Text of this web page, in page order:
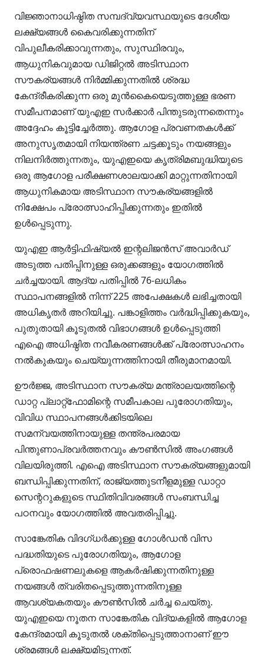
വിജ്ഞാനാധിഷ്ഠിത സമ്പദ്‌വ്യവസ്ഥയുടെ ദേശീയ
ലക്ഷ്യങ്ങൾ കൈവരിക്കുന്നതിന്
വിപുലീകരിക്കാവുന്നതും, സുസ്ഥിരവും,
ആധുനികവുമായ ഡിജിറ്റൽ അടിസ്ഥാന
സൗകര്യങ്ങൾ നിർമ്മിക്കുന്നതിൽ ശ്രദ്ധ
കേന്ദ്രീകരിക്കുന്ന ഒരു മുൻകൈയെടുത്തുള്ള ഭരണ
സമീപനമാണ് യുഎഇ സർക്കാർ പിന്തുടരുന്നതെന്നും
അദ്ദേഹം കൂട്ടിച്ചേർത്തു. ആഗോള പ്രവണതകൾക്ക്
അനുസൃതമായി നിയന്ത്രണ ചട്ടക്കൂടും നയങ്ങളും
നിലനിർത്തുന്നതും, യുഎഇയെ കൃത്രിമബുദ്ധിയുടെ
ഒരു ആഗോള പരീക്ഷണശാലയാക്കി മാറ്റുന്നതിനായി
ആധുനികമായ അടിസ്ഥാന സൗകര്യങ്ങളിൽ
നിക്ഷേപം പ്രോത്സാഹിപ്പിക്കുന്നതും ഇതിൽ
ഉൾപ്പെടുന്നു.
യുഎഇ ആർട്ടിഫിഷ്യൽ ഇന്റലിജൻസ് അവാർഡ്
അടുത്ത പതിപ്പിനുള്ള ഒരുക്കങ്ങളും യോഗത്തിൽ
ചർച്ചയായി. ആദ്യ പതിപ്പിൽ 76-ലധികം
സ്ഥാപനങ്ങളിൽ നിന്ന് 225 അപേക്ഷകൾ ലഭിച്ചതായി
അധികൃതർ അറിയിച്ചു. പങ്കാളിത്തം വർദ്ധിപ്പിക്കുകയും,
പുതുതായി കൂടുതൽ വിഭാഗങ്ങൾ ഉൾപ്പെടുത്തി
എഐ അധിഷ്ഠിത നവീകരണങ്ങൾക്ക് പ്രോത്സാഹനം
നൽകുകയും ചെയ്യുന്നത്തിനായി തീരുമാനമായി.
ഊർജ്ജ, അടിസ്ഥാന സൗകര്യ മന്ത്രാലയത്തിന്റെ
ഡാറ്റ പ്ലാറ്റ്‌ഫോമിന്റെ സമീപകാല പുരോഗതിയും,
വിവിധ സ്ഥാപനങ്ങൾക്കിടയിലെ
സമന്വയത്തിനായുള്ള തന്ത്രപരമായ
പിന്തുണാപ്രവർത്തനവും കൗൺസിൽ അംഗങ്ങൾ
വിലയിരുത്തി. എഐ അടിസ്ഥാന സൗകര്യങ്ങളുമായി
ബന്ധിപ്പിക്കുന്നതിന്, രാജ്യത്തുടനീളമുള്ള ഡാറ്റാ
സെന്ററുകളുടെ സ്ഥിതിവിവരങ്ങൾ സംബന്ധിച്ച
പഠനവും യോഗത്തിൽ അവതരിപ്പിച്ചു.
സാങ്കേതിക വിദഗ്ധർക്കുള്ള ഗോൾഡൻ വിസ
പദ്ധതിയുടെ പുരോഗതിയും, ആഗോള
പ്രൊഫഷണലുകളെ ആകർഷിക്കുന്നതിനുള്ള
നയങ്ങൾ ത്വരിതപ്പെടുത്തുന്നതിനുള്ള
ആവശ്യകതയും കൗൺസിൽ ചർച്ച ചെയ്തു.
യുഎഇയെ നൂതന സാങ്കേതിക വിദ്യകളിൽ ആഗോള
കേന്ദ്രമായി കൂടുതൽ ശക്തിപ്പെടുത്താനാണ് ഈ
ശ്രമങ്ങൾ ലക്ഷ്യമിടുന്നത്.